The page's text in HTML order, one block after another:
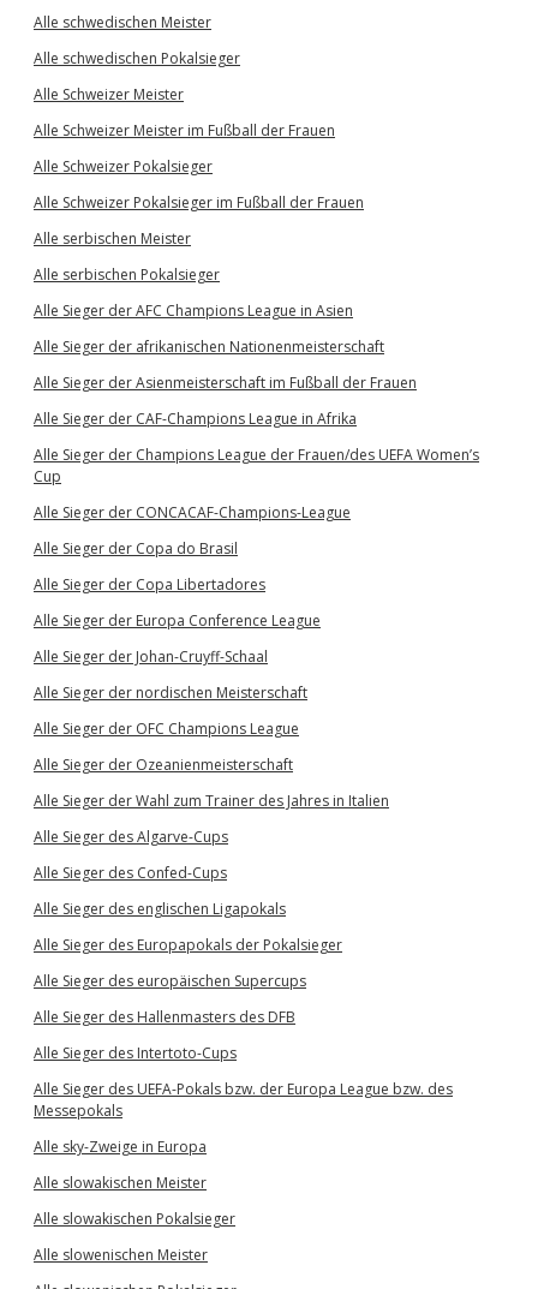
Alle schwedischen Meister
Alle schwedischen Pokalsieger
Alle Schweizer Meister
Alle Schweizer Meister im Fußball der Frauen
Alle Schweizer Pokalsieger
Alle Schweizer Pokalsieger im Fußball der Frauen
Alle serbischen Meister
Alle serbischen Pokalsieger
Alle Sieger der AFC Champions League in Asien
Alle Sieger der afrikanischen Nationenmeisterschaft
Alle Sieger der Asienmeisterschaft im Fußball der Frauen
Alle Sieger der CAF-Champions League in Afrika
Alle Sieger der Champions League der Frauen/des UEFA Women’s
Cup
Alle Sieger der CONCACAF-Champions-League
Alle Sieger der Copa do Brasil
Alle Sieger der Copa Libertadores
Alle Sieger der Europa Conference League
Alle Sieger der Johan-Cruyff-Schaal
Alle Sieger der nordischen Meisterschaft
Alle Sieger der OFC Champions League
Alle Sieger der Ozeanienmeisterschaft
Alle Sieger der Wahl zum Trainer des Jahres in Italien
Alle Sieger des Algarve-Cups
Alle Sieger des Confed-Cups
Alle Sieger des englischen Ligapokals
Alle Sieger des Europapokals der Pokalsieger
Alle Sieger des europäischen Supercups
Alle Sieger des Hallenmasters des DFB
Alle Sieger des Intertoto-Cups
Alle Sieger des UEFA-Pokals bzw. der Europa League bzw. des
Messepokals
Alle sky-Zweige in Europa
Alle slowakischen Meister
Alle slowakischen Pokalsieger
Alle slowenischen Meister